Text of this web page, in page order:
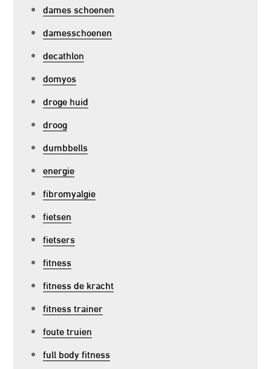
dames schoenen
damesschoenen
decathlon
domyos
droge huid
droog
dumbbells
energie
fibromyalgie
fietsen
fietsers
fitness
fitness de kracht
fitness trainer
foute truien
full body fitness